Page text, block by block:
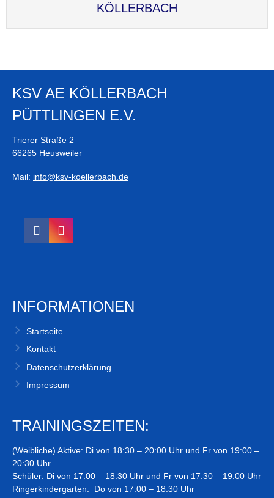
KÖLLERBACH
KSV AE KÖLLERBACH
PÜTTLINGEN E.V.
Trierer Straße 2
66265 Heusweiler
Mail: info@ksv-koellerbach.de
INFORMATIONEN
Startseite
Kontakt
Datenschutzerklärung
Impressum
TRAININGSZEITEN:
(Weibliche) Aktive: Di von 18:30 – 20:00 Uhr und Fr von 19:00 –
20:30 Uhr
Schüler: Di von 17:00 – 18:30 Uhr und Fr von 17:30 – 19:00 Uhr
Ringerkindergarten: Do von 17:00 – 18:30 Uhr